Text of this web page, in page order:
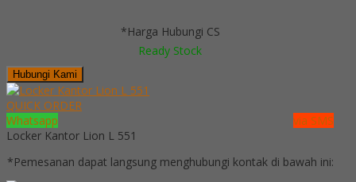
*Harga Hubungi CS
Ready Stock
Hubungi Kami
QUICK ORDER
Whatsapp
via SMS
Locker Kantor Lion L 551
*Pemesanan dapat langsung menghubungi kontak di bawah ini: